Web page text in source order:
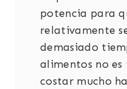
potencia para
relativamente
demasiado
alimentos no
costar mucho